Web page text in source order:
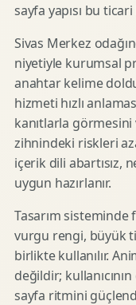
sayfa yapısı bu
Sivas Merkez
niyetiyle kurumsal
anahtar kelime
hizmeti hızlı
kanıtlarla
zihnindeki riskleri
içerik dili abartısız,
uygun hazırlanır.
Tasarım
vurgu rengi, büyük
birlikte kullanılır.
değildir;
sayfa ritmini